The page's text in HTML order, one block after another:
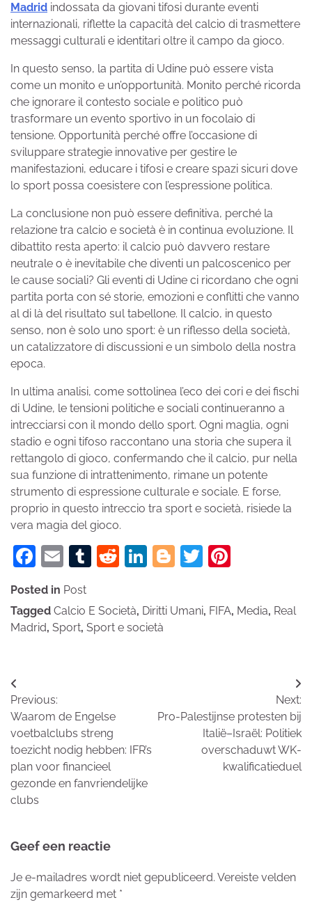
Madrid indossata da giovani tifosi durante eventi
internazionali, riflette la capacità del calcio di trasmettere
messaggi culturali e identitari oltre il campo da gioco.
In questo senso, la partita di Udine può essere vista
come un monito e un’opportunità. Monito perché ricorda
che ignorare il contesto sociale e politico può
trasformare un evento sportivo in un focolaio di
tensione. Opportunità perché offre l’occasione di
sviluppare strategie innovative per gestire le
manifestazioni, educare i tifosi e creare spazi sicuri dove
lo sport possa coesistere con l’espressione politica.
La conclusione non può essere definitiva, perché la
relazione tra calcio e società è in continua evoluzione. Il
dibattito resta aperto: il calcio può davvero restare
neutrale o è inevitabile che diventi un palcoscenico per
le cause sociali? Gli eventi di Udine ci ricordano che ogni
partita porta con sé storie, emozioni e conflitti che vanno
al di là del risultato sul tabellone. Il calcio, in questo
senso, non è solo uno sport: è un riflesso della società,
un catalizzatore di discussioni e un simbolo della nostra
epoca.
In ultima analisi, come sottolinea l’eco dei cori e dei fischi
di Udine, le tensioni politiche e sociali continueranno a
intrecciarsi con il mondo dello sport. Ogni maglia, ogni
stadio e ogni tifoso raccontano una storia che supera il
rettangolo di gioco, confermando che il calcio, pur nella
sua funzione di intrattenimento, rimane un potente
strumento di espressione culturale e sociale. E forse,
proprio in questo intreccio tra sport e società, risiede la
vera magia del gioco.
Facebook
EmailTumblr
Reddit
LinkedIn
Blogger
Twitter
Posted in Post
Tagged Calcio E Società, Diritti Umani, FIFA, Media, Real
Madrid, Sport, Sport e società
Bericht
navigatie
Previous:
Waarom de Engelse
voetbalclubs streng
toezicht nodig hebben: IFR’s
plan voor financieel
gezonde en fanvriendelijke
clubs
Next:
Pro-Palestijnse protesten bij
Italië–Israël: Politiek
overschaduwt WK-
kwalificatieduel
Geef een reactie
Je e-mailadres wordt niet gepubliceerd. Vereiste velden
zijn gemarkeerd met *